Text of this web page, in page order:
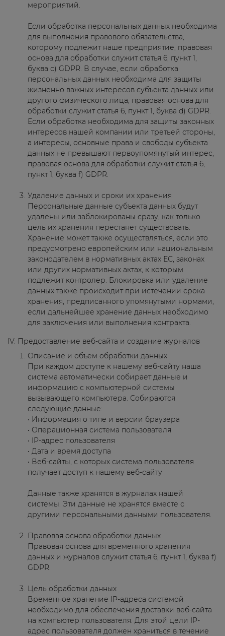
мероприятий.
Если обработка персональных данных необходима
для выполнения правового обязательства,
которому подлежит наше предприятие, правовая
основа для обработки служит статья 6, пункт 1,
буква с) GDPR. В случае, если обработка
персональных данных необходима для защиты
жизненно важных интересов субъекта данных или
другого физического лица, правовая основа для
обработки служит статья 6, пункт 1, буква d) GDPR.
Если обработка необходима для защиты законных
интересов нашей компании или третьей стороны,
а интересы, основные права и свободы субъекта
данных не превышают первоупомянутый интерес,
правовая основа для обработки служит статья 6,
пункт 1, буква f) GDPR.
Удаление данных и сроки их хранения
Персональные данные субъекта данных будут
удалены или заблокированы сразу, как только
цель их хранения перестанет существовать.
Хранение может также осуществляться, если это
предусмотрено европейским или национальным
законодателем в нормативных актах ЕС, законах
или других нормативных актах, к которым
подлежит контролер. Блокировка или удаление
данных также происходит при истечении срока
хранения, предписанного упомянутыми нормами,
если дальнейшее хранение данных необходимо
для заключения или выполнения контракта.
IV. Предоставление веб-сайта и создание журналов
Описание и объем обработки данных
При каждом доступе к нашему веб-сайту наша
система автоматически собирает данные и
информацию с компьютерной системы
вызывающего компьютера. Собираются
следующие данные:
• Информация о типе и версии браузера
• Операционная система пользователя
• IP-адрес пользователя
• Дата и время доступа
• Веб-сайты, с которых система пользователя
получает доступ к нашему веб-сайту
Данные также хранятся в журналах нашей
системы. Эти данные не хранятся вместе с
другими персональными данными пользователя.
Правовая основа обработки данных
Правовая основа для временного хранения
данных и журналов служит статья 6, пункт 1, буква f)
GDPR.
Цель обработки данных
Временное хранение IP-адреса системой
необходимо для обеспечения доставки веб-сайта
на компьютер пользователя. Для этой цели IP-
адрес пользователя должен храниться в течение